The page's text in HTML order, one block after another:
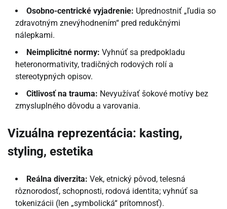
Osobno-centrické vyjadrenie: Uprednostniť „ľudia so
zdravotným znevýhodnením“ pred redukčnými
nálepkami.
Neimplicitné normy: Vyhnúť sa predpokladu
heteronormativity, tradičných rodových rolí a
stereotypných opisov.
Citlivosť na trauma: Nevyužívať šokové motívy bez
zmysluplného dôvodu a varovania.
Vizuálna reprezentácia: kasting,
styling, estetika
Reálna diverzita: Vek, etnický pôvod, telesná
rôznorodosť, schopnosti, rodová identita; vyhnúť sa
tokenizácii (len „symbolická“ prítomnosť).